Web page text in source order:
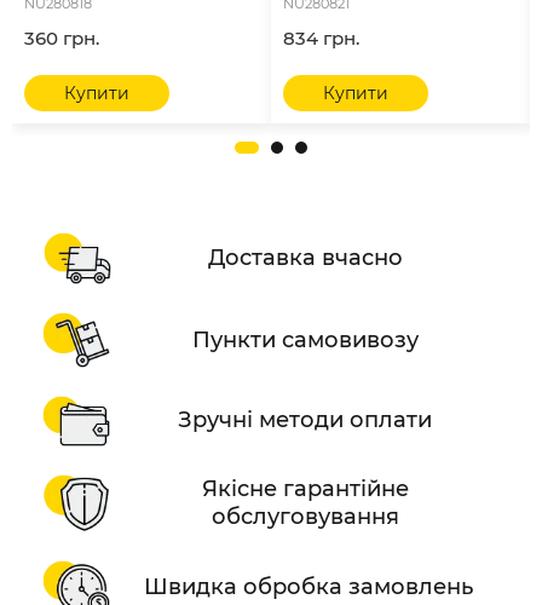
NU280818
360 грн.
Купити
NU280821
834 грн.
Купити
Доставка вчасно
Пункти самовивозу
Зручні методи оплати
Якісне гарантійне
обслуговування
Швидка обробка замовлень